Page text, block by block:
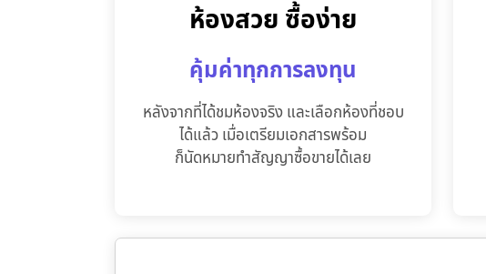
ห้องสวย ซื้อง่าย
คุ้มค่าทุกการลงทุน
หลังจากที่ได้ชมห้องจริง และเลือกห้องที่ชอบ
ได้แล้ว เมื่อเตรียมเอกสารพร้อม
ก็นัดหมายทำสัญญาซื้อขายได้เลย